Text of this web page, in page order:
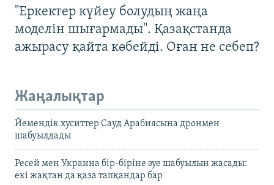
"Еркектер күйеу болудың жаңа
моделін шығармады". Қазақстанда
ажырасу қайта көбейді. Оған не себеп?
Жаңалықтар
Йемендік хуситтер Сауд Арабиясына дронмен
шабуылдады
Ресей мен Украина бір-біріне әуе шабуылын жасады:
екі жақтан да қаза тапқандар бар